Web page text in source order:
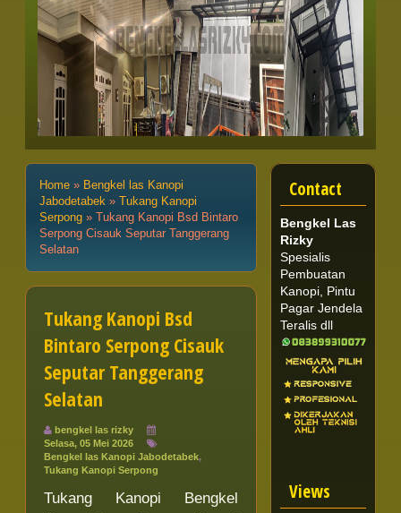
Home » Bengkel las Kanopi
Jabodetabek » Tukang Kanopi
Serpong » Tukang Kanopi Bsd Bintaro
Serpong Cisauk Seputar Tanggerang
Selatan
Tukang Kanopi Bsd
Bintaro Serpong Cisauk
Seputar Tanggerang
Selatan
bengkel las rizky
Selasa, 05 Mei 2026
Bengkel las Kanopi Jabodetabek,
Tukang Kanopi Serpong
Tukang Kanopi Bengkel
Contact
Bengkel Las
Rizky
Spesialis
Pembuatan
Kanopi, Pintu
Pagar Jendela
Teralis dll
Views